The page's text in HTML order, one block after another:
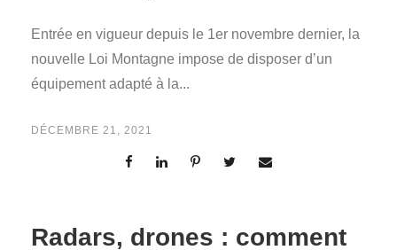
Entrée en vigueur depuis le 1er novembre dernier, la
nouvelle Loi Montagne impose de disposer d’un
équipement adapté à la...
DÉCEMBRE 21, 2021
Radars, drones : comment